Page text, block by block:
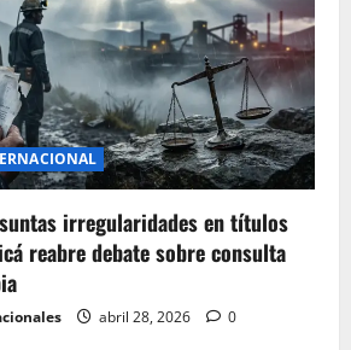
irregularidades en títulos
reabre debate sobre consulta
abril 28, 2026 0